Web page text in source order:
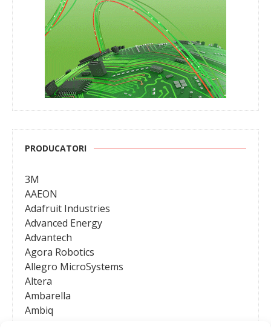
PRODUCATORI
3M
AAEON
Adafruit Industries
Advanced Energy
Advantech
Agora Robotics
Allegro MicroSystems
Altera
Ambarella
Ambiq